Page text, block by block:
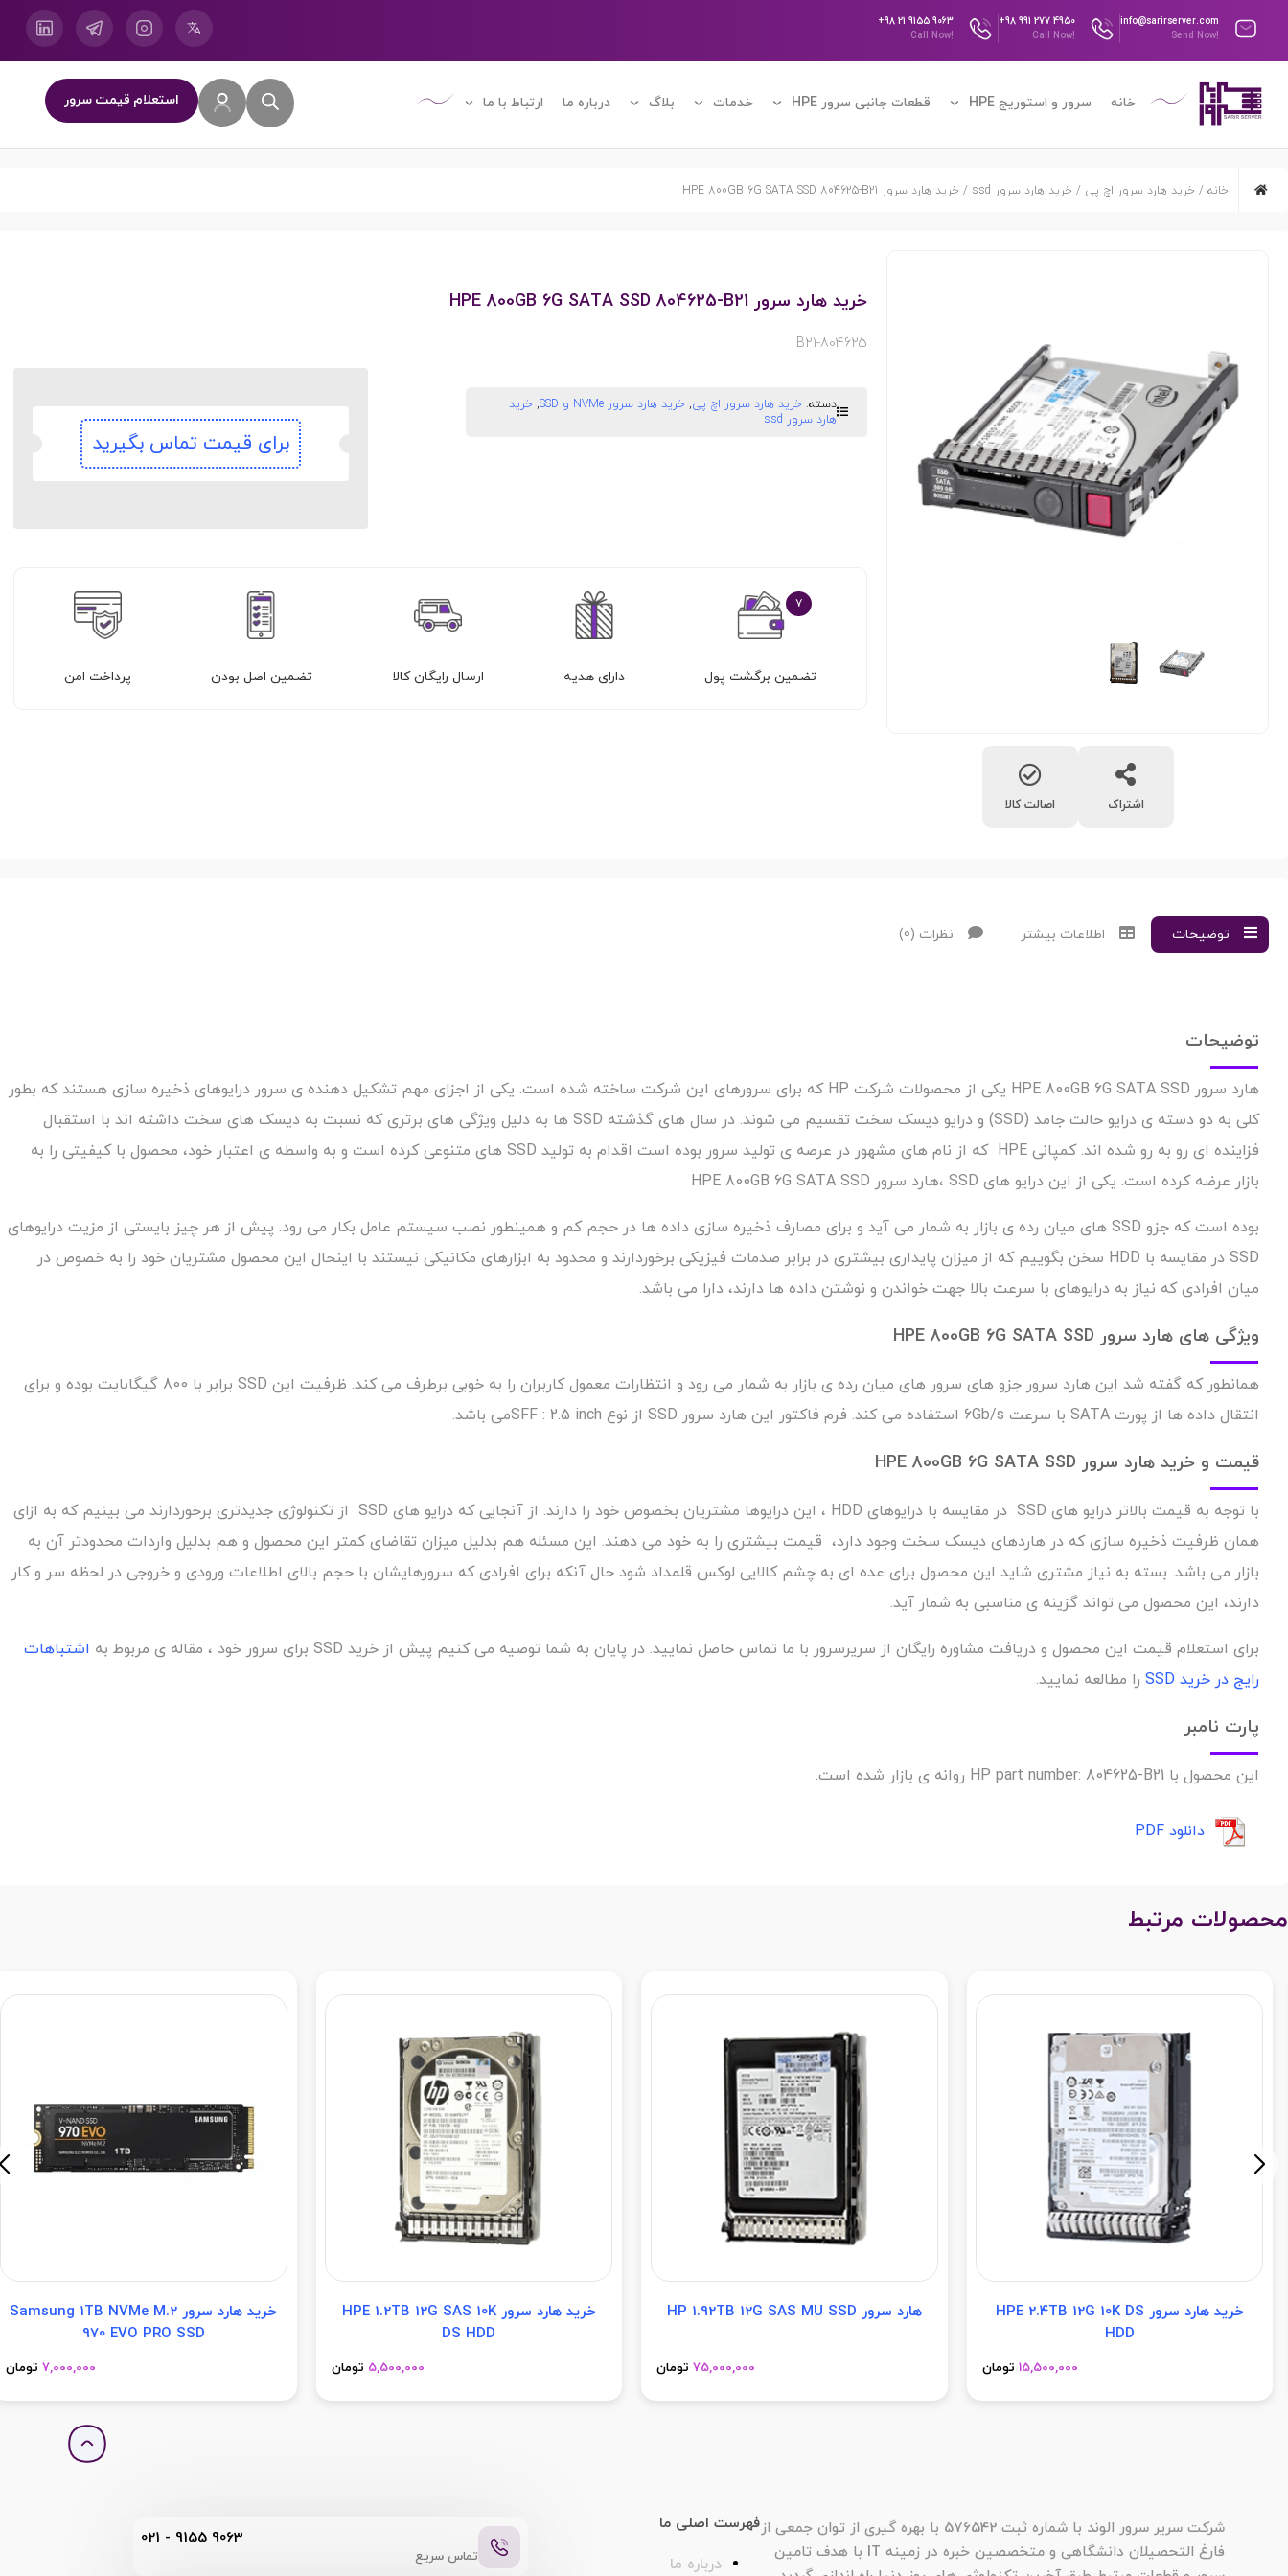
info@sarirserver.com
Send Now!
+98 991 277 4950
Call Now!
+98 21 9155 9063
Call Now!
خانه سرور و استوریج HPE قطعات جانبی سرور HPE خدمات بلاگ درباره ما ارتباط با ما استعلام قیمت سرور
خانه / خرید هارد سرور اچ پی / خرید هارد سرور ssd / خرید هارد سرور HPE 800GB 6G SATA SSD 804625-B21
اشتراک اصالت کالا
خرید هارد سرور HPE 800GB 6G SATA SSD 804625-B21
804625-B21
دسته: خرید هارد سرور اچ پی, خرید هارد سرور NVMe و SSD , خرید
هارد سرور ssd
برای قیمت تماس بگیرید
۷
تضمین برگشت پول دارای هدیه ارسال رایگان کالا تضمین اصل بودن پرداخت امن
توضیحات اطلاعات بیشتر نظرات (0)
توضیحات
هارد سرور HPE 800GB 6G SATA SSD یکی از محصولات شرکت HP که برای سرورهای این شرکت ساخته شده است. یکی از اجزای مهم تشکیل دهنده ی سرور درایوهای ذخیره سازی هستند که بطور
کلی به دو دسته ی درایو حالت جامد (SSD) و درایو دیسک سخت تقسیم می شوند. در سال های گذشته SSD ها به دلیل ویژگی های برتری که نسبت به دیسک های سخت داشته اند با استقبال
فزاینده ای رو به رو شده اند. کمپانی HPE که از نام های مشهور در عرصه ی تولید سرور بوده است اقدام به تولید SSD های متنوعی کرده است و به واسطه ی اعتبار خود، محصول با کیفیتی را به
بازار عرضه کرده است. یکی از این درایو های SSD ،هارد سرور HPE 800GB 6G SATA SSD
بوده است که جزو SSD های میان رده ی بازار به شمار می آید و برای مصارف ذخیره سازی داده ها در حجم کم و همینطور نصب سیستم عامل بکار می رود. پیش از هر چیز بایستی از مزیت درایوهای
SSD در مقایسه با HDD سخن بگوییم که از میزان پایداری بیشتری در برابر صدمات فیزیکی برخوردارند و محدود به ابزارهای مکانیکی نیستند با اینحال این محصول مشتریان خود را به خصوص در
میان افرادی که نیاز به درایوهای با سرعت بالا جهت خواندن و نوشتن داده ها دارند، دارا می باشد.
ویژگی های هارد سرور HPE 800GB 6G SATA SSD
همانطور که گفته شد این هارد سرور جزو های سرور های میان رده ی بازار به شمار می رود و انتظارات معمول کاربران را به خوبی برطرف می کند. ظرفیت این SSD برابر با 800 گیگابایت بوده و برای
انتقال داده ها از پورت SATA با سرعت 6Gb/s استفاده می کند. فرم فاکتور این هارد سرور SSD از نوع SFF : 2.5 inchمی باشد.
قیمت و خرید هارد سرور HPE 800GB 6G SATA SSD
با توجه به قیمت بالاتر درایو های SSD در مقایسه با درایوهای HDD ، این درایوها مشتریان بخصوص خود را دارند. از آنجایی که درایو های SSD از تکنولوژی جدیدتری برخوردارند می بینیم که به ازای
همان ظرفیت ذخیره سازی که در هاردهای دیسک سخت وجود دارد، قیمت بیشتری را به خود می دهند. این مسئله هم بدلیل میزان تقاضای کمتر این محصول و هم بدلیل واردات محدودتر آن به
بازار می باشد. بسته به نیاز مشتری شاید این محصول برای عده ای به چشم کالایی لوکس قلمداد شود حال آنکه برای افرادی که سرورهایشان با حجم بالای اطلاعات ورودی و خروجی در لحظه سر و کار
دارند، این محصول می تواند گزینه ی مناسبی به شمار آید.
برای استعلام قیمت این محصول و دریافت مشاوره رایگان از سریرسرور با ما تماس حاصل نمایید. در پایان به شما توصیه می کنیم پیش از خرید SSD برای سرور خود ، مقاله ی مربوط به
اشتباهات
رایج در خرید SSD
را مطالعه نمایید.
پارت نامبر
این محصول با HP part number: 804625-B21 روانه ی بازار شده است.
دانلود PDF
محصولات مرتبط
خرید هارد سرور HPE 2.4TB 12G 10K DS
HDD
15,500,000 تومان
هارد سرور HP 1.92TB 12G SAS MU SSD
75,000,000 تومان
خرید هارد سرور HPE 1.2TB 12G SAS 10K
DS HDD
5,500,000 تومان
خرید هارد سرور Samsung 1TB NVMe M.2
970 EVO PRO SSD
7,000,000 تومان
شرکت سریر سرور الوند با شماره ثبت 576542 با بهره گیری از توان جمعی از
فارغ التحصیلان دانشگاهی و متخصصین خبره در زمینه IT با هدف تامین
فهرست اصلی ما
درباره ما
021 - 9155 9063
تماس سریع